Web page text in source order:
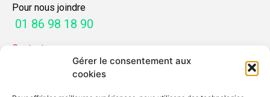
Gérer le consentement aux
cookies
Pour nous joindre
01 86 98 18 90
Contactez-nous